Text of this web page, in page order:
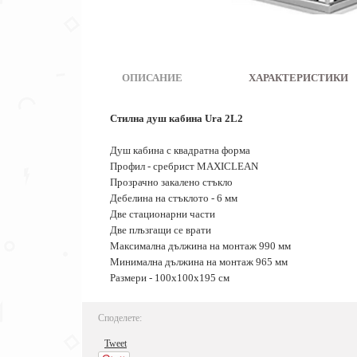
ОПИСАНИЕ ХАРАКТЕРИСТИКИ
Стилна душ кабина Ura 2L2
Душ кабина с квадратна форма
Профил - сребрист MAXICLEAN
Прозрачно закалено стъкло
Дебелина на стъклото - 6 мм
Две стационарни части
Две плъзгащи се врати
Максимална дължина на монтаж 990 мм
Минимална дължина на монтаж 965 мм
Размери - 100х100х195 см
Споделете:
Tweet